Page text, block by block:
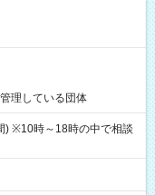
理している団体
※10時～18時の中で相談